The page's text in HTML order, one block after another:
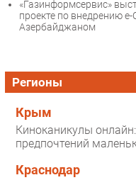
«Газинформсервис»
проекте по внедрению
Азербайджаном
Регионы
Крым
Киноканикулы
предпочтений
Краснодар